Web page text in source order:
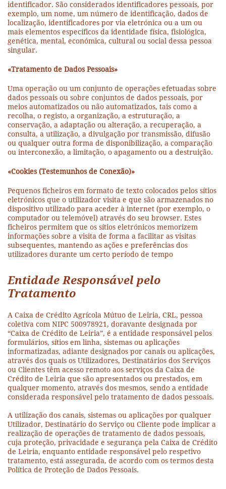
identificador. São considerados identificadores pessoais, por
exemplo, um nome, um número de identificação, dados de
localização, identificadores por via eletrónica ou a um ou
mais elementos específicos da identidade física, fisiológica,
genética, mental, económica, cultural ou social dessa pessoa
singular.
«Tratamento de Dados Pessoais»
Uma operação ou um conjunto de operações efetuadas sobre
dados pessoais ou sobre conjuntos de dados pessoais, por
meios automatizados ou não automatizados, tais como a
recolha, o registo, a organização, a estruturação, a
conservação, a adaptação ou alteração, a recuperação, a
consulta, a utilização, a divulgação por transmissão, difusão
ou qualquer outra forma de disponibilização, a comparação
ou interconexão, a limitação, o apagamento ou a destruição.
«Cookies (Testemunhos de Conexão)»
Pequenos ficheiros em formato de texto colocados pelos sítios
eletrónicos que o utilizador visita e que são armazenados no
dispositivo utilizado para aceder à internet (por exemplo, o
computador ou telemóvel) através do seu browser. Estes
ficheiros permitem que os sítios eletrónicos memorizem
informações sobre a visita de forma a facilitar as visitas
subsequentes, mantendo as ações e preferências dos
utilizadores durante um certo período de tempo
Entidade Responsável pelo
Tratamento
A Caixa de Crédito Agrícola Mútuo de Leiria, CRL, pessoa
coletiva com NIPC 500978921, doravante designada por
“Caixa de Crédito de Leiria”, é a entidade responsável pelos
formulários, sítios em linha, sistemas ou aplicações
informatizadas, adiante designados por canais ou aplicações,
através dos quais os Utilizadores, Destinatários dos Serviços
ou Clientes têm acesso remoto aos serviços da Caixa de
Crédito de Leiria que são apresentados ou prestados, em
qualquer momento, através dos mesmos, sendo a entidade
considerada responsável pelo tratamento de dados pessoais.
A utilização dos canais, sistemas ou aplicações por qualquer
Utilizador, Destinatário do Serviço ou Cliente pode implicar a
realização de operações de tratamento de dados pessoais,
cuja proteção, privacidade e segurança pela Caixa de Crédito
de Leiria, enquanto entidade responsável pelo respetivo
tratamento, está assegurada, de acordo com os termos desta
Política de Proteção de Dados Pessoais.